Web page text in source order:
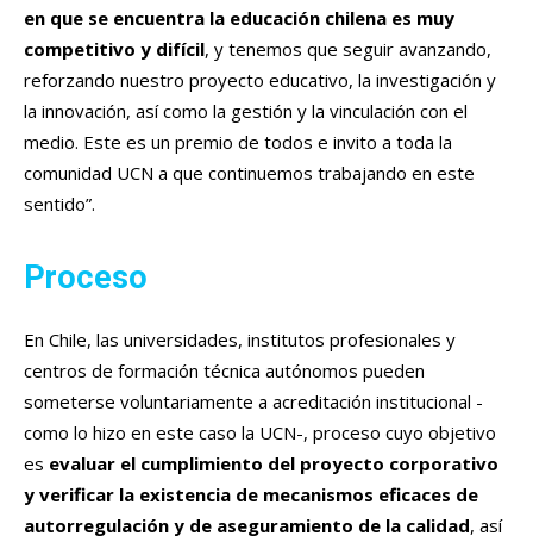
en que se encuentra la educación chilena es muy
competitivo y difícil, y tenemos que seguir avanzando,
reforzando nuestro proyecto educativo, la investigación y
la innovación, así como la gestión y la vinculación con el
medio. Este es un premio de todos e invito a toda la
comunidad UCN a que continuemos trabajando en este
sentido”.
Proceso
En Chile, las universidades, institutos profesionales y
centros de formación técnica autónomos pueden
someterse voluntariamente a acreditación institucional -
como lo hizo en este caso la UCN-, proceso cuyo objetivo
es evaluar el cumplimiento del proyecto corporativo
y verificar la existencia de mecanismos eficaces de
autorregulación y de aseguramiento de la calidad, así